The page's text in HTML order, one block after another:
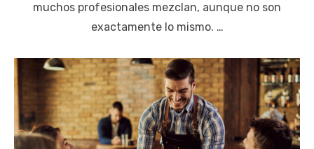
muchos profesionales mezclan, aunque no son
exactamente lo mismo. …